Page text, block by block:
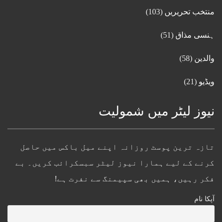
منتخب تحریریں (103)
ہنسی مذاق (51)
والدین (58)
ویڈیو (21)
نیوز لیٹر میں شمولیت
تازہ ترین پوسٹ روزانہ اپنے میل باکس میں حاصل
کرنے کے لیے ہمارا نیوز لیٹر سبسکرائب کریں۔ بے
فکر رہیں، ہمیں بھی سپیمنگ سے نفرت ہے!
آپکا نام